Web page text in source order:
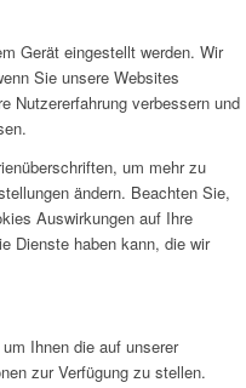
Gerät eingestellt werden. Wir
Sie unsere Websites
Nutzererfahrung verbessern und
um mehr zu
ändern. Beachten Sie,
Auswirkungen auf Ihre
Dienste haben kann, die wir
Ihnen die auf unserer
zur Verfügung zu stellen.